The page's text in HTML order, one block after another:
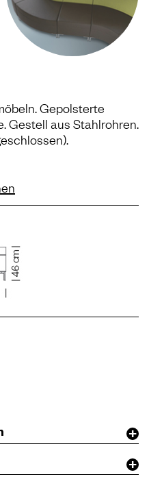
Gepolsterte
Gestell aus Stahlrohren.